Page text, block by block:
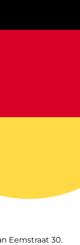
Eemstraat 30.